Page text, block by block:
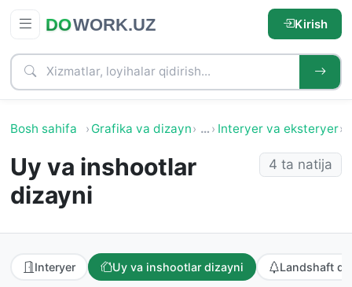
Kirish
Bosh sahifa Grafika va dizayn … Interyer va eksteryer
Uy va inshootlar
dizayni
4 ta natija
Interyer Uy va inshootlar dizayni Landshaft